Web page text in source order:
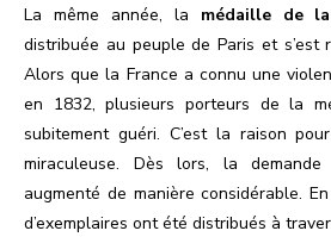
La même année, la médaille de
distribuée au peuple de Paris et s’est
Alors que la France a connu une
en 1832, plusieurs porteurs de la
subitement guéri. C’est la raison
miraculeuse. Dès lors, la
augmenté de manière considérable.
d’exemplaires ont été distribués à